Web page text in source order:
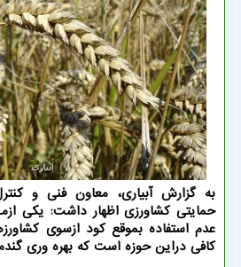
به گزارش آبیاری، معاون فنی و
حمایتی کشاورزی اظهار داشت: یکی
عدم استفاده بموقع کود ازسوی
کافی دراین حوزه است که بهره وری